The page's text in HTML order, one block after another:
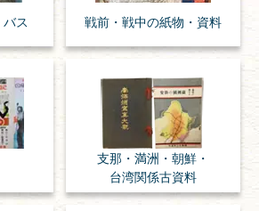
バス 戦前・戦中の紙物・資料
支那・満洲・朝鮮・
台湾関係古資料